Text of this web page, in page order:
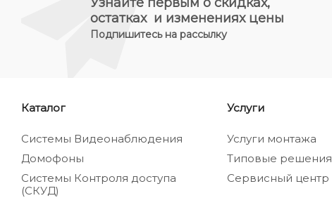
остатках и изменениях цены
Подпишитесь на рассылку
Каталог
Системы Видеонаблюдения
Домофоны
Системы Контроля доступа
(СКУД)
Услуги
Услуги монтажа
Типовые решения
Сервисный центр